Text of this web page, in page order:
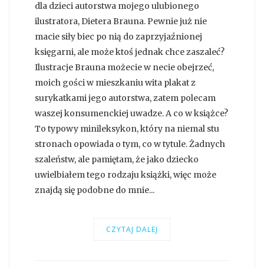
dla dzieci autorstwa mojego ulubionego
ilustratora, Dietera Brauna. Pewnie już nie
macie siły biec po nią do zaprzyjaźnionej
księgarni, ale może ktoś jednak chce zaszaleć?
Ilustracje Brauna możecie w necie obejrzeć,
moich gości w mieszkaniu wita plakat z
surykatkami jego autorstwa, zatem polecam
waszej konsumenckiej uwadze. A co w książce?
To typowy minileksykon, który na niemal stu
stronach opowiada o tym, co w tytule. Żadnych
szaleństw, ale pamiętam, że jako dziecko
uwielbiałem tego rodzaju książki, więc może
znajdą się podobne do mnie...
CZYTAJ DALEJ